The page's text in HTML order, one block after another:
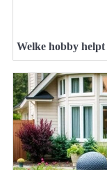
Welke hobby